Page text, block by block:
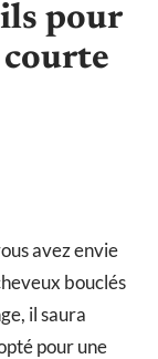
pour
avez envie
bouclés
il saura
pour une